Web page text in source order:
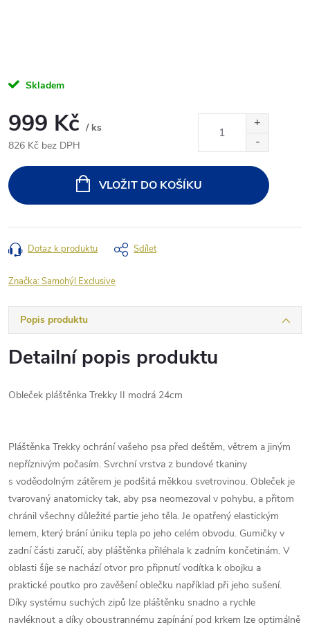
Skladem
999 Kč / ks
826 Kč bez DPH
cena:
VLOŽIT DO KOŠÍKU
Dotaz k produktu Sdílet
Značka:Samohýl Exclusive
Popis produktu
Detailní popis produktu
Obleček pláštěnka Trekky II modrá 24cm
Pláštěnka Trekky ochrání vašeho psa před deštěm, větrem a jiným
nepříznivým počasím. Svrchní vrstva z bundové tkaniny
s voděodolným zátěrem je podšitá měkkou svetrovinou. Obleček je
tvarovaný anatomicky tak, aby psa neomezoval v pohybu, a přitom
chránil všechny důležité partie jeho těla. Je opatřený elastickým
lemem, který brání úniku tepla po jeho celém obvodu. Gumičky v
zadní části zaručí, aby pláštěnka přiléhala k zadním končetinám. V
oblasti šíje se nachází otvor pro připnutí vodítka k obojku a
praktické poutko pro zavěšení oblečku například při jeho sušení.
Díky systému suchých zipů lze pláštěnku snadno a rychle
navléknout a díky oboustrannému zapínání pod krkem lze optimálně